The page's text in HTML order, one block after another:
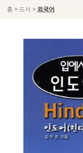
홈 > 도서 > 외국어